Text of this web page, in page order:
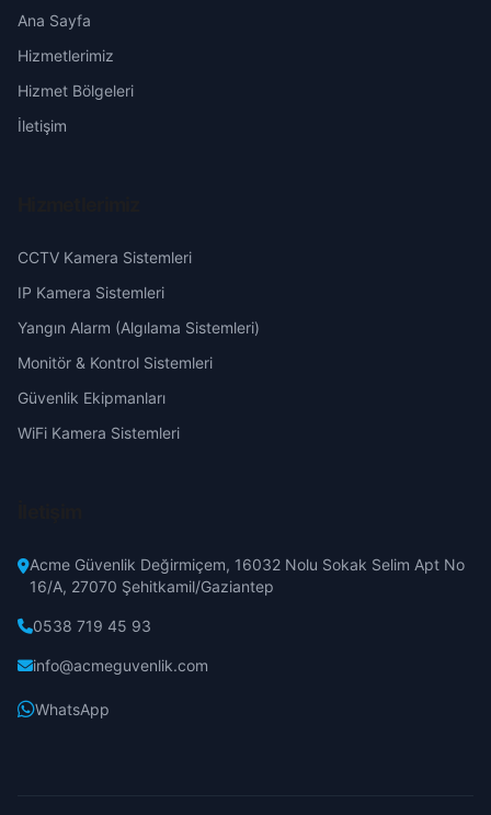
Ana Sayfa
Hizmetlerimiz
Hizmet Bölgeleri
İletişim
CCTV Kamera Sistemleri
IP Kamera Sistemleri
Yangın Alarm (Algılama Sistemleri)
Monitör & Kontrol Sistemleri
Güvenlik Ekipmanları
WiFi Kamera Sistemleri
Acme Güvenlik Değirmiçem, 16032 Nolu Sokak Selim Apt No
16/A, 27070 Şehitkamil/Gaziantep
0538 719 45 93
info@acmeguvenlik.com
WhatsApp